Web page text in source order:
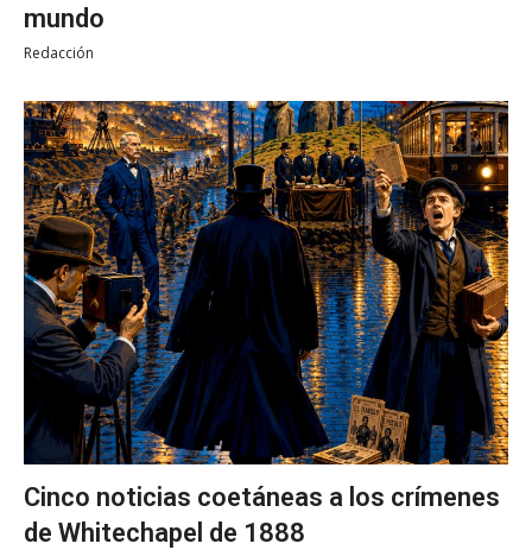
mundo
Redacción
Cinco noticias coetáneas a los crímenes
de Whitechapel de 1888